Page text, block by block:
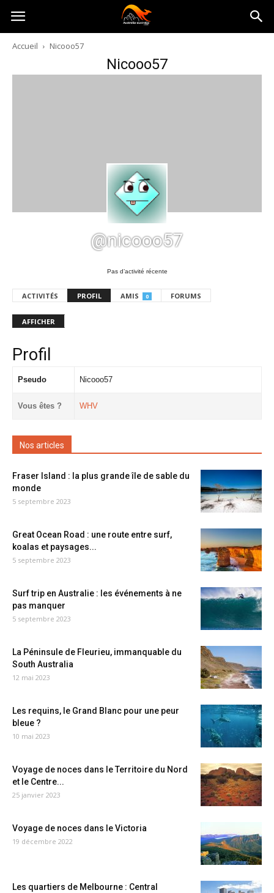
Australia-
australie.com
Accueil Nicooo57
Nicooo57
@nicooo57
Pas d’activité récente
ACTIVITÉS PROFIL AMIS 0 FORUMS
AFFICHER
Profil
Pseudo Nicooo57
Vous êtes ? WHV
Nos articles
Fraser Island : la plus grande île de sable du
monde
5 septembre 2023
Great Ocean Road : une route entre surf,
koalas et paysages...
5 septembre 2023
Surf trip en Australie : les événements à ne
pas manquer
5 septembre 2023
La Péninsule de Fleurieu, immanquable du
South Australia
12 mai 2023
Les requins, le Grand Blanc pour une peur
bleue ?
10 mai 2023
Voyage de noces dans le Territoire du Nord
et le Centre...
25 janvier 2023
Voyage de noces dans le Victoria
19 décembre 2022
Les quartiers de Melbourne : Central